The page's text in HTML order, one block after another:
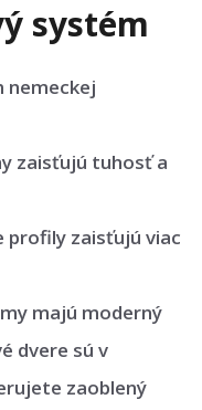
systém
nemeckej
zaisťujú tuhosť a
profily zaisťujú viac
majú moderný
dvere sú v
zaoblený